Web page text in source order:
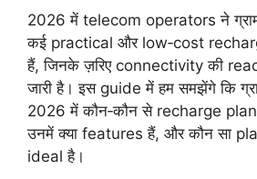
2026 में telecom operators ने
कई practical और low‑cost
हैं, जिनके ज़रिए connectivity की
जारी है। इस guide में हम समझेंगे कि
2026 में कौन‑कौन से recharge
उनमें क्या features हैं, और कौन सा
ideal है।